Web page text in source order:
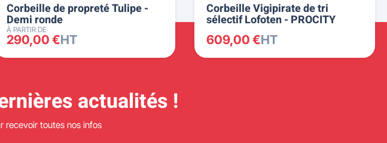
Corbeille de propreté Tulipe -
Demi ronde
À PARTIR DE
290,00 €HT
Corbeille Vigipirate de tri
sélectif Lofoten - PROCITY
609,00 €HT
actualités !
recevoir toutes nos infos